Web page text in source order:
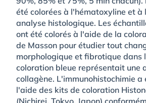
été colorées à l'hématoxyline et à
analyse histologique. Les
ont été colorés à l'aide de la
de Masson pour étudier tout
morphologique et fibrotique dans
coloration bleue représentait une
collagène. L'immunohistochimie a
l'aide des kits de coloration
(Nichirei, Tokyo, Japon)